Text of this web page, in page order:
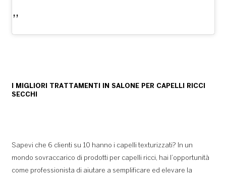
I MIGLIORI TRATTAMENTI IN SALONE PER CAPELLI RICCI
SECCHI
Sapevi che 6 clienti su 10 hanno i capelli texturizzati? In un
mondo sovraccarico di prodotti per capelli ricci, hai l’opportunità
come professionista di aiutare a semplificare ed elevare la